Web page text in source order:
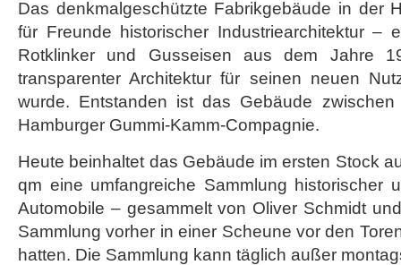
Das denkmalgeschützte Fabrikgebäude in der
für Freunde historischer Industriearchitektur –
Rotklinker und Gusseisen aus dem Jahre
transparenter Architektur für seinen neuen
wurde. Entstanden ist das Gebäude
Hamburger Gummi-Kamm-Compagnie.
Heute beinhaltet das Gebäude im ersten Stock
qm eine umfangreiche Sammlung historischer
Automobile – gesammelt von Oliver Schmidt
Sammlung vorher in einer Scheune vor den
hatten. Die Sammlung kann täglich außer